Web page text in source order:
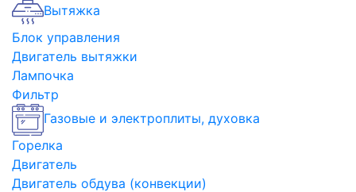
Вытяжка
Блок управления
Двигатель вытяжки
Лампочка
Фильтр
Газовые и электроплиты, духовка
Горелка
Двигатель
Двигатель обдува (конвекции)